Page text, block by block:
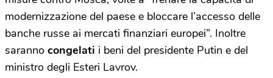
modernizzazione del paese e bloccare l’accesso delle
banche russe ai mercati finanziari europei”. Inoltre
saranno congelati i beni del presidente Putin e del
ministro degli Esteri Lavrov.